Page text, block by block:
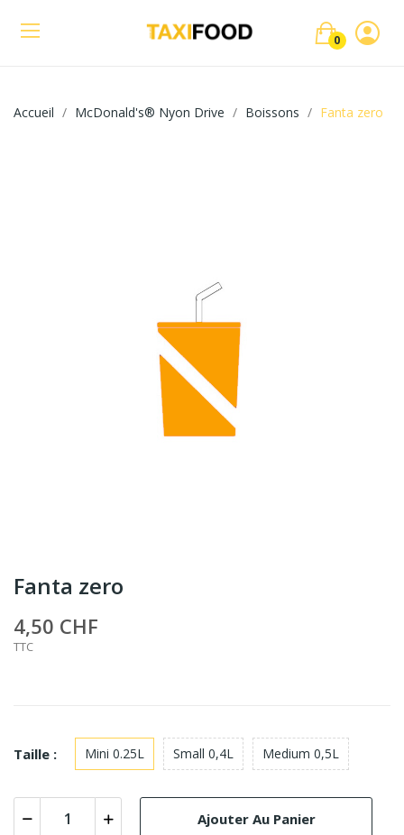
0
Accueil McDonald's® Nyon Drive Boissons Fanta zero
Fanta zero
4,50 CHF
TTC
Taille : Mini 0.25L Small 0,4L Medium 0,5L
Ajouter Au Panier